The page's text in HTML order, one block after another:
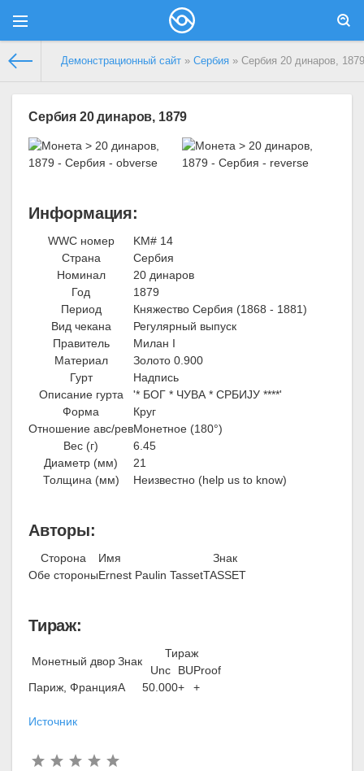
Демонстрационный сайт » Сербия » Сербия 20 динаров, 1879
Сербия 20 динаров, 1879
Информация:
WWC номер
KM# 14
Страна
Сербия
Номинал
20 динаров
Год
1879
Период
Княжество Сербия (1868 - 1881)
Вид чекана
Регулярный выпуск
Правитель
Милан I
Материал
Золото 0.900
Гурт
Надпись
Описание гурта
'* БОГ * ЧУВА * СРБИJУ ****'
Форма
Круг
Отношение авс/ревМонетное (180°)
Вес (г)
6.45
Диаметр (мм)
21
Толщина (мм)
Неизвестно (help us to know)
Авторы:
Сторона Имя
Знак
Обе стороныErnest Paulin TassetTASSET
Тираж:
Монетный двор Знак
Тираж
Unc
BUProof
Париж, ФранцияA 50.000+ +
Источник